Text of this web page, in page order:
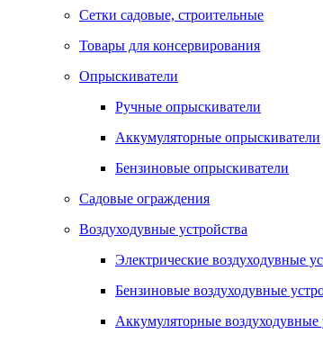
Сетки садовые, строительные
Товары для консервирования
Опрыскиватели
Ручные опрыскиватели
Аккумуляторные опрыскиватели
Бензиновые опрыскиватели
Садовые ограждения
Воздуходувные устройства
Электрические воздуходувные
Бензиновые воздуходувные
Аккумуляторные воздуходувные